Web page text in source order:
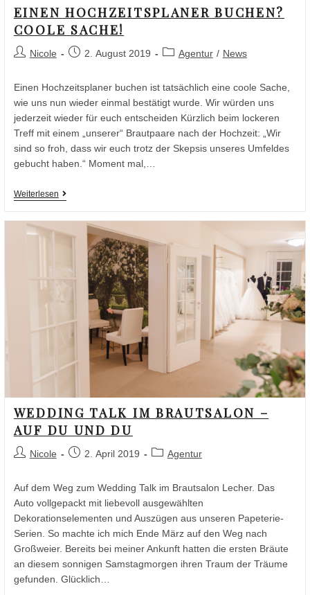
EINEN HOCHZEITSPLANER BUCHEN?
COOLE SACHE!
Nicole 2. August 2019 Agentur / News
Einen Hochzeitsplaner buchen ist tatsächlich eine coole Sache,
wie uns nun wieder einmal bestätigt wurde. Wir würden uns
jederzeit wieder für euch entscheiden Kürzlich beim lockeren
Treff mit einem „unserer“ Brautpaare nach der Hochzeit: „Wir
sind so froh, dass wir euch trotz der Skepsis unseres Umfeldes
gebucht haben.“ Moment mal,…
Weiterlesen
WEDDING TALK IM BRAUTSALON –
AUF DU UND DU
Nicole 2. April 2019 Agentur
Auf dem Weg zum Wedding Talk im Brautsalon Lecher. Das
Auto vollgepackt mit liebevoll ausgewählten
Dekorationselementen und Auszügen aus unseren Papeterie-
Serien. So machte ich mich Ende März auf den Weg nach
Großweier. Bereits bei meiner Ankunft hatten die ersten Bräute
an diesem sonnigen Samstagmorgen ihren Traum der Träume
gefunden. Glücklich…